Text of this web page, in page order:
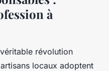
à
révolution
locaux adoptent